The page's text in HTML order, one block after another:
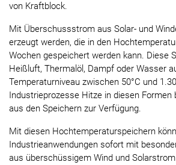
von Kraftblock.
Mit Überschussstrom aus Solar- und
erzeugt werden, die in den
Wochen gespeichert werden kann. Diese
Heißluft, Thermalöl, Dampf oder Wasser
Temperaturniveau zwischen 50°C und
Industrieprozesse Hitze in diesen
aus den Speichern zur Verfügung.
Mit diesen Hochtemperaturspeichern
Industrieanwendungen sofort mit
aus überschüssigem Wind und